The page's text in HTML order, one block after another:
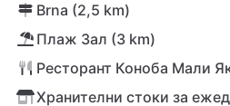
Brna (2,5 km)
Плаж Зал (3 km)
Ресторант Коноба Мали
Хранителни стоки за